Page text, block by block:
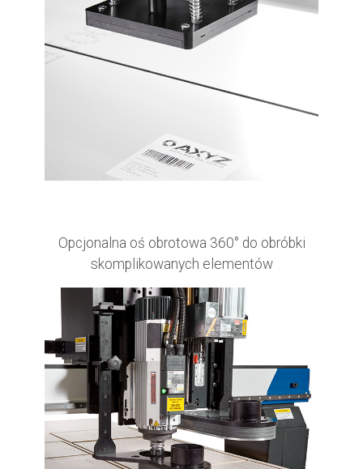
Opcjonalna oś obrotowa 360° do obróbki
skomplikowanych elementów